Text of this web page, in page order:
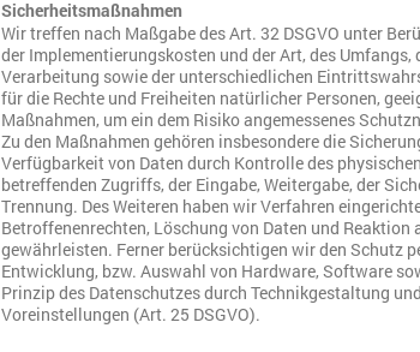
Sicherheitsmaßnahmen
Wir treffen nach Maßgabe des Art. 32 DSGVO unter
der Implementierungskosten und der Art, des Umfangs,
Verarbeitung sowie der unterschiedlichen
für die Rechte und Freiheiten natürlicher Personen,
Maßnahmen, um ein dem Risiko angemessenes
Zu den Maßnahmen gehören insbesondere die
Verfügbarkeit von Daten durch Kontrolle des
betreffenden Zugriffs, der Eingabe, Weitergabe, der
Trennung. Des Weiteren haben wir Verfahren
Betroffenenrechten, Löschung von Daten und Reaktion
gewährleisten. Ferner berücksichtigen wir den Schutz
Entwicklung, bzw. Auswahl von Hardware, Software
Prinzip des Datenschutzes durch Technikgestaltung
Voreinstellungen (Art. 25 DSGVO).